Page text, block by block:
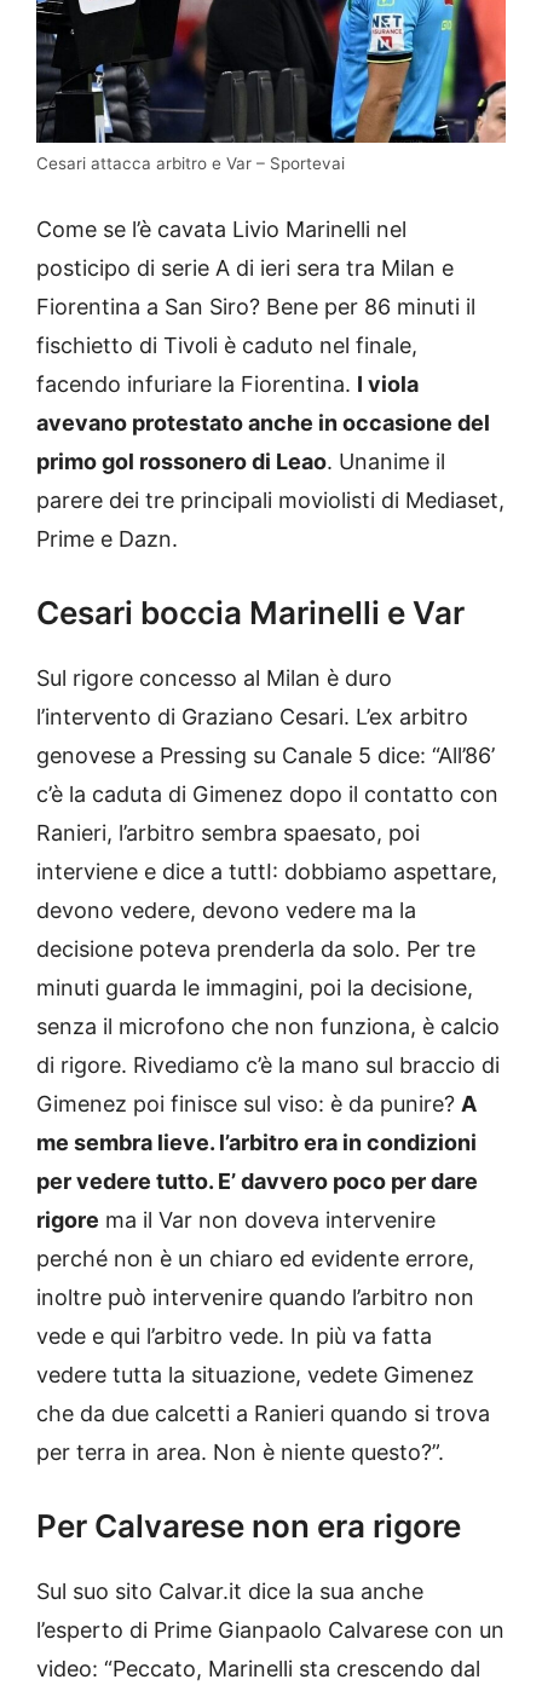
Cesari attacca arbitro e Var – Sportevai
Come se l’è cavata Livio Marinelli nel
posticipo di serie A di ieri sera tra Milan e
Fiorentina a San Siro? Bene per 86 minuti il
fischietto di Tivoli è caduto nel finale,
facendo infuriare la Fiorentina. I viola
avevano protestato anche in occasione del
primo gol rossonero di Leao. Unanime il
parere dei tre principali moviolisti di Mediaset,
Prime e Dazn.
Cesari boccia Marinelli e Var
Sul rigore concesso al Milan è duro
l’intervento di Graziano Cesari. L’ex arbitro
genovese a Pressing su Canale 5 dice: “All’86’
c’è la caduta di Gimenez dopo il contatto con
Ranieri, l’arbitro sembra spaesato, poi
interviene e dice a tuttI: dobbiamo aspettare,
devono vedere, devono vedere ma la
decisione poteva prenderla da solo. Per tre
minuti guarda le immagini, poi la decisione,
senza il microfono che non funziona, è calcio
di rigore. Rivediamo c’è la mano sul braccio di
Gimenez poi finisce sul viso: è da punire? A
me sembra lieve. l’arbitro era in condizioni
per vedere tutto. E’ davvero poco per dare
rigore ma il Var non doveva intervenire
perché non è un chiaro ed evidente errore,
inoltre può intervenire quando l’arbitro non
vede e qui l’arbitro vede. In più va fatta
vedere tutta la situazione, vedete Gimenez
che da due calcetti a Ranieri quando si trova
per terra in area. Non è niente questo?”.
Per Calvarese non era rigore
Sul suo sito Calvar.it dice la sua anche
l’esperto di Prime Gianpaolo Calvarese con un
video: “Peccato, Marinelli sta crescendo dal